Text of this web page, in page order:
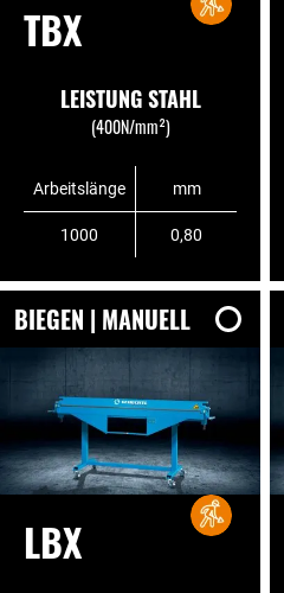
TBX
LEISTUNG STAHL
(400N/mm²)
Arbeitslänge mm
1000 0,80
BIEGEN | MANUELL
LBX